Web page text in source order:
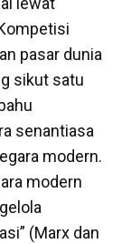
pasar dunia
sikut satu
senantiasa
modern.
modern
(Marx dan